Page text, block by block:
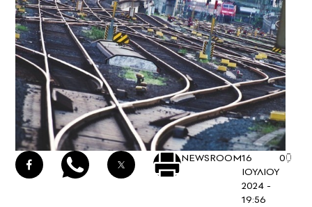
NEWSROOM16
ΙΟΥΛΙΟΥ
2024 -
19:56
0